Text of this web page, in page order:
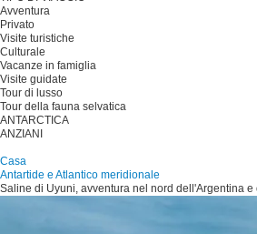
Avventura
Privato
Visite turistiche
Culturale
Vacanze in famiglia
Visite guidate
Tour di lusso
Tour della fauna selvatica
ANTARCTICA
ANZIANI
Casa
Antartide e Atlantico meridionale
Saline di Uyuni, avventura nel nord dell'Argentina